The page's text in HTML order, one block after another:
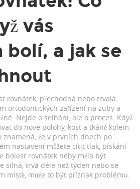
vás
bolí, a jak se
rovnátek, přechodná nebo trvalá
ortodontických zařízení na zuby a
Nejde o selhání, ale o proces. Když
do nové polohy, kost a tkáně kolem
znamená, že v prvních dnech po
nastavení můžete cítit tlak, pískání
bolest rovnátek neby měla být
silná, trvá déle než týden nebo se
místě, může to být příznak problému.